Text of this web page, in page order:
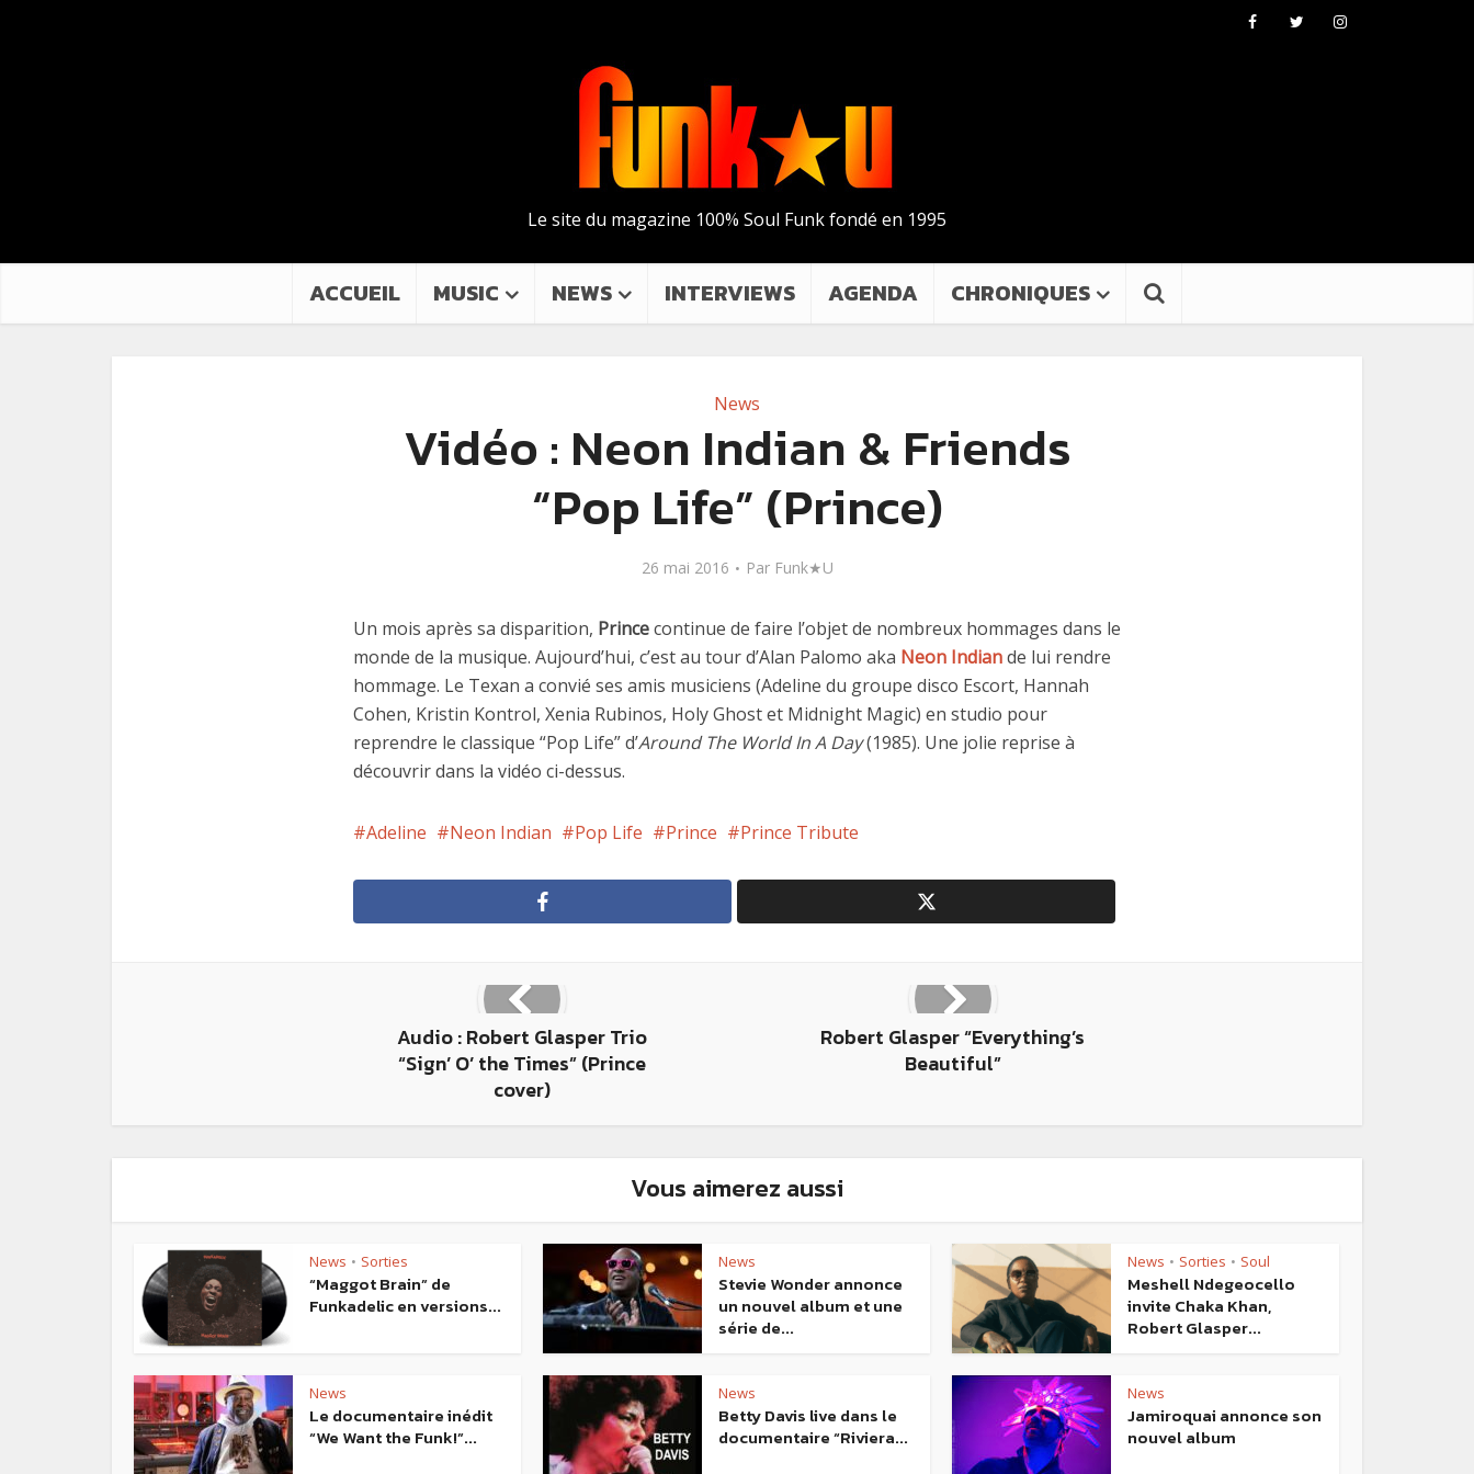
Le site du magazine 100% Soul Funk fondé en 1995
ACCUEIL MUSIC NEWS INTERVIEWS AGENDA CHRONIQUES
News
Vidéo : Neon Indian & Friends
“Pop Life” (Prince)
26 mai 2016 Par Funk★U
Un mois après sa disparition, Princecontinue de faire l’objet de nombreux hommages dans le
monde de la musique. Aujourd’hui, c’est au tour d’Alan Palomo aka Neon Indiande lui rendre
hommage. Le Texan a convié ses amis musiciens (Adeline du groupe disco Escort, Hannah
Cohen, Kristin Kontrol, Xenia Rubinos, Holy Ghost et Midnight Magic) en studio pour
reprendre le classique “Pop Life” d’Around The World In A Day(1985). Une jolie reprise à
découvrir dans la vidéo ci-dessus.
Adeline Neon Indian Pop Life Prince Prince Tribute
Audio : Robert Glasper Trio
“Sign’ O’ the Times” (Prince
cover)
Robert Glasper “Everything’s
Beautiful”
Vous aimerez aussi
News • Sorties
“Maggot Brain” de
Funkadelic en versions...
News
Stevie Wonder annonce
un nouvel album et une
série de...
News • Sorties • Soul
Meshell Ndegeocello
invite Chaka Khan,
Robert Glasper...
News
Le documentaire inédit
“We Want the Funk!”...
News
Betty Davis live dans le
documentaire “Riviera...
News
Jamiroquai annonce son
nouvel album